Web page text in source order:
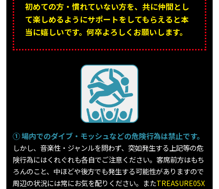
初めての方・慣れていない方を、共に仲間とし
て楽しめるようにサポートをしてもらえると本
当に嬉しいです。何卒よろしくお願いします。
① 場内でのダイブ・モッシュなどの危険行為は禁止です。
しかし、音楽性・ジャンルを問わず、突如発生する上記等の危
険行為にはくれぐれも各自でご注意ください。客席前方はもち
ろんのこと、中ほどや後方でも発生する可能性がありますので
周辺の状況には常にお気を配りください。またTREASURE05X